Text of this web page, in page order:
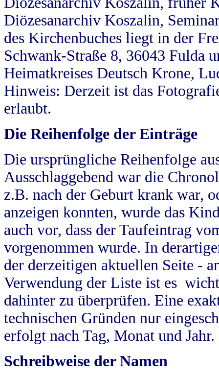
Diözesanarchiv Koszalin,
des Kirchenbuches liegt in der
Schwank-Straße 8, 36043 Fulda
Heimatkreises Deutsch Krone,
Hinweis: Derzeit ist das
erlaubt.
Die Reihenfolge der Einträge
Die ursprüngliche Reihenfolge
Ausschlaggebend war die
z.B. nach der Geburt krank war,
anzeigen konnten, wurde das
auch vor, dass der Taufeintrag
vorgenommen wurde. In
der derzeitigen aktuellen Seite -
Verwendung der Liste ist es
dahinter zu überprüfen. Eine
technischen Gründen nur
erfolgt nach Tag, Monat und Jahr.
Schreibweise der Namen